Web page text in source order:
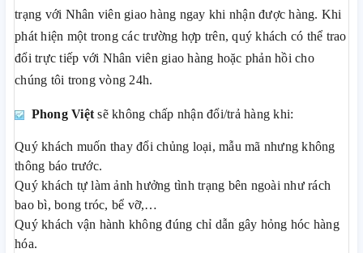
trạng với Nhân viên giao hàng ngay khi nhận được hàng. Khi
phát hiện một trong các trường hợp trên, quý khách có thể trao
đổi trực tiếp với Nhân viên giao hàng hoặc phản hồi cho
chúng tôi trong vòng 24h.
Phong Việt sẽ không chấp nhận đổi/trả hàng khi:
Quý khách muốn thay đổi chủng loại, mẫu mã nhưng không
thông báo trước.
Quý khách tự làm ảnh hưởng tình trạng bên ngoài như rách
bao bì, bong tróc, bể vỡ,…
Quý khách vận hành không đúng chỉ dẫn gây hỏng hóc hàng
hóa.